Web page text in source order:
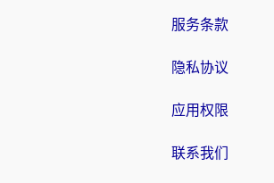
服务条款
隐私协议
应用权限
联系我们